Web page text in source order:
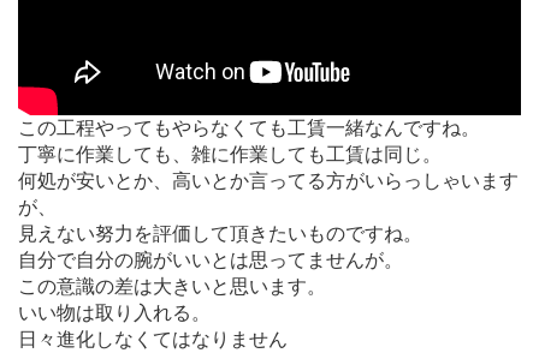
この工程やってもやらなくても工賃一緒なんですね。
丁寧に作業しても、雑に作業しても工賃は同じ。
何処が安いとか、高いとか言ってる方がいらっしゃいます
が、
見えない努力を評価して頂きたいものですね。
自分で自分の腕がいいとは思ってませんが。
この意識の差は大きいと思います。
いい物は取り入れる。
日々進化しなくてはなりません